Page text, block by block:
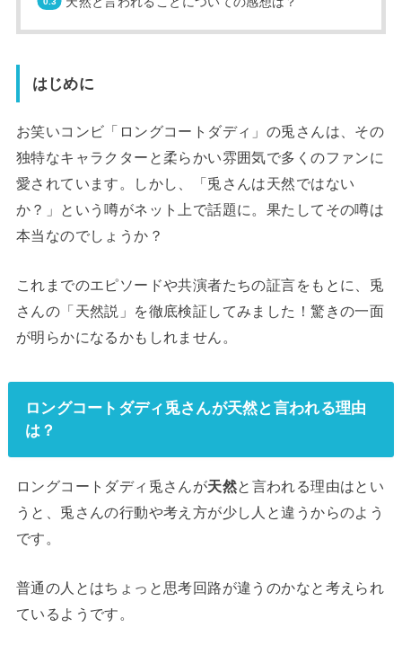
はじめに
お笑いコンビ「ロングコートダディ」の兎さんは、その
独特なキャラクターと柔らかい雰囲気で多くのファンに
愛されています。しかし、「兎さんは天然ではない
か？」という噂がネット上で話題に。果たしてその噂は
本当なのでしょうか？
これまでのエピソードや共演者たちの証言をもとに、兎
さんの「天然説」を徹底検証してみました！驚きの一面
が明らかになるかもしれません。
ロングコートダディ兎さんが天然と言われる理由
は？
ロングコートダディ兎さんが天然と言われる理由はとい
うと、兎さんの行動や考え方が少し人と違うからのよう
です。
普通の人とはちょっと思考回路が違うのかなと考えられ
ているようです。